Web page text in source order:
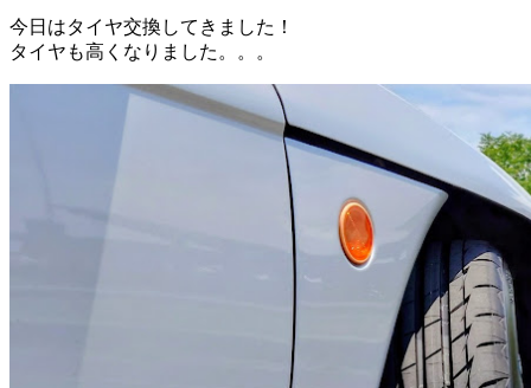
今日はタイヤ交換してきました！
タイヤも高くなりました。。。